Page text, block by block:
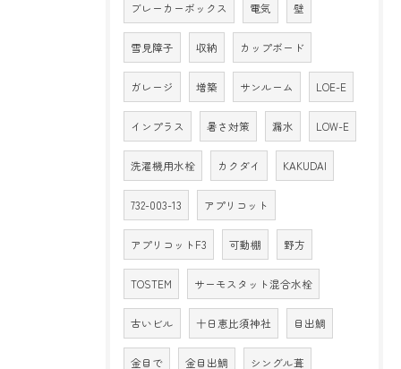
ブレーカーボックス 電気 壁
雪見障子 収納 カップボード
ガレージ 増築 サンルーム LOE-E
インプラス 暑さ対策 漏水 LOW-E
洗濯機用水栓 カクダイ KAKUDAI
732-003-13 アプリコット
アプリコットF3 可動棚 野方
TOSTEM サーモスタット混合水栓
古いビル 十日恵比須神社 目出鯛
金目で 金目出鯛 シングル葺